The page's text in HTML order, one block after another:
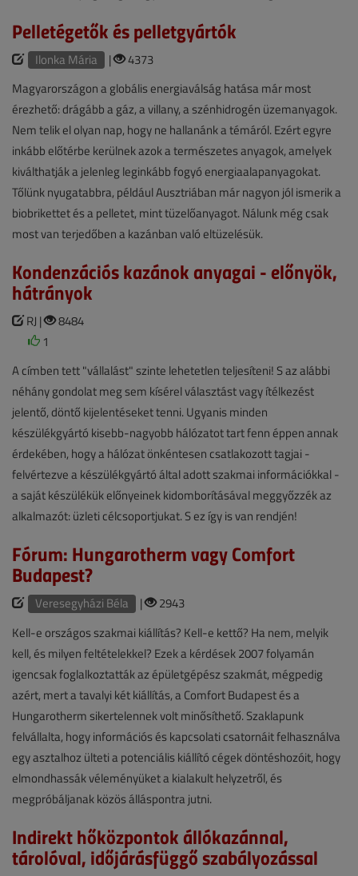
Pelletégetők és pelletgyártók
Ilonka Mária |
4373
Magyarországon a globális energiaválság hatása már most
érezhető: drágább a gáz, a villany, a szénhidrogén üzemanyagok.
Nem telik el olyan nap, hogy ne hallanánk a témáról. Ezért egyre
inkább előtérbe kerülnek azok a természetes anyagok, amelyek
kiválthatják a jelenleg leginkább fogyó energiaalapanyagokat.
Tőlünk nyugatabbra, például Ausztriában már nagyon jól ismerik a
biobrikettet és a pelletet, mint tüzelőanyagot. Nálunk még csak
most van terjedőben a kazánban való eltüzelésük.
Kondenzációs kazánok anyagai - előnyök,
hátrányok
RJ |
8484
1
A címben tett "vállalást" szinte lehetetlen teljesíteni! S az alábbi
néhány gondolat meg sem kísérel választást vagy ítélkezést
jelentő, döntő kijelentéseket tenni. Ugyanis minden
készülékgyártó kisebb-nagyobb hálózatot tart fenn éppen annak
érdekében, hogy a hálózat önkéntesen csatlakozott tagjai -
felvértezve a készülékgyártó által adott szakmai információkkal -
a saját készülékük előnyeinek kidomborításával meggyőzzék az
alkalmazót: üzleti célcsoportjukat. S ez így is van rendjén!
Fórum: Hungarotherm vagy Comfort
Budapest?
Veresegyházi Béla |
2943
Kell-e országos szakmai kiállítás? Kell-e kettő? Ha nem, melyik
kell, és milyen feltételekkel? Ezek a kérdések 2007 folyamán
igencsak foglalkoztatták az épületgépész szakmát, mégpedig
azért, mert a tavalyi két kiállítás, a Comfort Budapest és a
Hungarotherm sikertelennek volt minősíthető. Szaklapunk
felvállalta, hogy információs és kapcsolati csatornáit felhasználva
egy asztalhoz ülteti a potenciális kiállító cégek döntéshozóit, hogy
elmondhassák véleményüket a kialakult helyzetről, és
megpróbáljanak közös álláspontra jutni.
Indirekt hőközpontok állókazánnal,
tárolóval, időjárásfüggő szabályozással